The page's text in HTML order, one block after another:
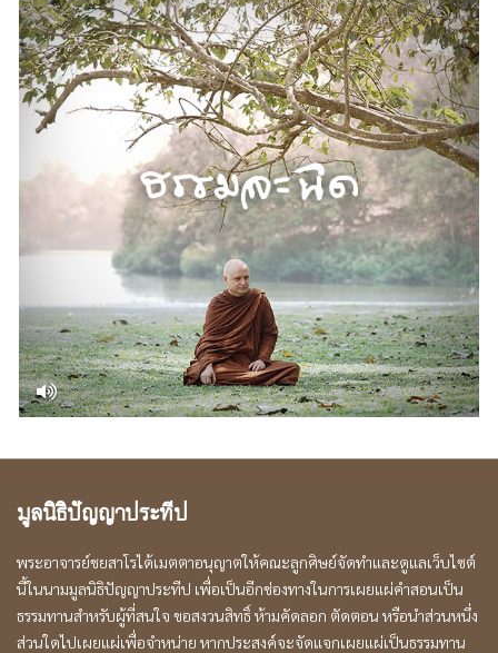
มูลนิธิปัญญาประทีป
พระอาจารย์ชยสาโรได้เมตตาอนุญาตให้คณะลูกศิษย์จัดทำและดูแลเว็บไซต์
นี้ในนามมูลนิธิปัญญาประทีป เพื่อเป็นอีกช่องทางในการเผยแผ่คำสอนเป็น
ธรรมทานสำหรับผู้ที่สนใจ ขอสงวนสิทธิ์ ห้ามคัดลอก ตัดตอน หรือนำส่วนหนึ่ง
ส่วนใดไปเผยแผ่เพื่อจำหน่าย หากประสงค์จะจัดแจกเผยแผ่เป็นธรรมทาน